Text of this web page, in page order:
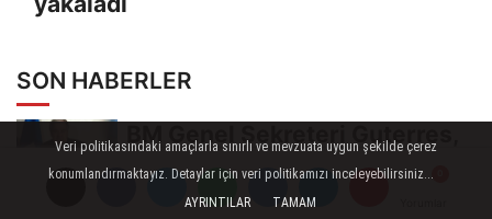
SON HABERLER
BM Genel Sekreteri Guterres,
İsrail'in Cenin saldırısını
kınamaktan...
Toroslar'da bayram sonrası
Veri politikasındaki amaçlarla sınırlı ve mevzuata uygun şekilde çerez
konumlandırmaktayız. Detaylar için veri politikamızı inceleyebilirsiniz...
AYRINTILAR
TAMAM